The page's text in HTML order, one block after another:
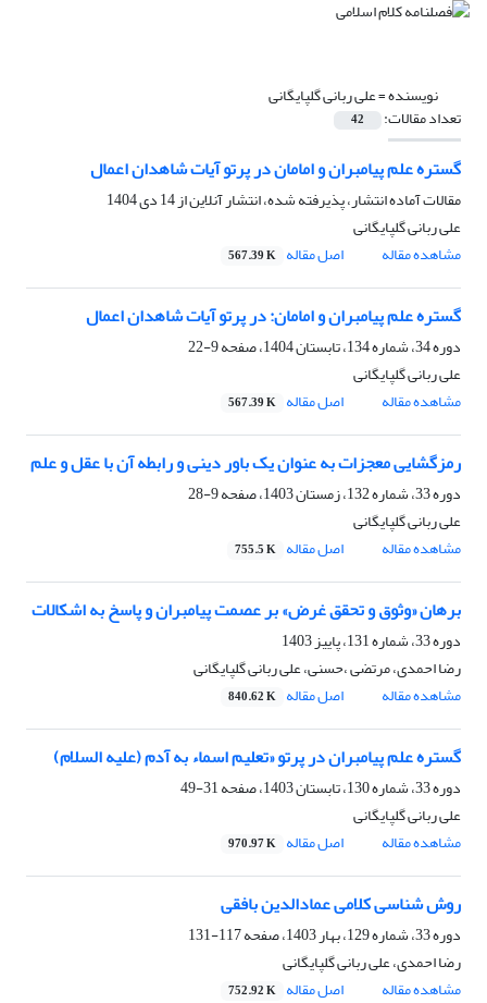
نویسنده =علی ربانی گلپایگانی
تعداد مقالات: 42
گستره علم پیامبران و امامان در پرتو آیات شاهدان اعمال
مقالات آماده انتشار، پذیرفته شده، انتشار آنلاین از14 دی 1404
علی ربانی گلپایگانی
مشاهده مقاله
اصل مقاله 567.39 K
گستره علم پیامبران و امامان: در پرتو آیات شاهدان اعمال
دوره 34، شماره 134، تابستان 1404، صفحه
9-22
علی ربانی گلپایگانی
مشاهده مقاله
اصل مقاله 567.39 K
رمزگشایی معجزات به عنوان یک باور دینی و رابطه آن با عقل و علم
دوره 33، شماره 132، زمستان 1403، صفحه
9-28
علی ربانی گلپایگانی
مشاهده مقاله
اصل مقاله 755.5 K
برهان «وثوق و تحقق غرض» بر عصمت پیامبران و پاسخ به اشکالات
دوره 33، شماره 131، پاییز 1403
رضا احمدی، مرتضی ،حسنی، علی ربانی گلپایگانی
مشاهده مقاله
اصل مقاله 840.62 K
گستره علم پیامبران در پرتو «تعلیم اسماء به آدم (علیه السلام)
دوره 33، شماره 130، تابستان 1403، صفحه
31-49
علی ربانی گلپایگانی
مشاهده مقاله
اصل مقاله 970.97 K
روش شناسی کلامی عمادالدین بافقی
دوره 33، شماره 129، بهار 1403، صفحه
117-131
رضا احمدی، علی ربانی گلپایگانی
مشاهده مقاله
اصل مقاله 752.92 K